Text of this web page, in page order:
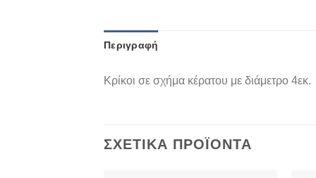
Περιγραφή
Κρίκοι σε σχήμα κέρατου με διάμετρο 4εκ.
ΣΧΕΤΙΚΆ ΠΡΟΪΌΝΤΑ